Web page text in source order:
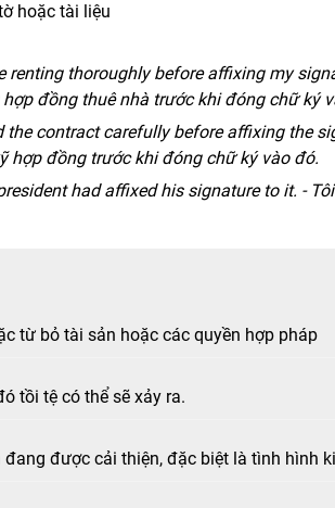
hoặc tài liệu
renting thoroughly before affixing my
đồng thuê nhà trước khi đóng chữ ký
the contract carefully before affixing the
hợp đồng trước khi đóng chữ ký vào đó.
had affixed his signature to it. -
từ bỏ tài sản hoặc các quyền hợp pháp
tồi tệ có thể sẽ xảy ra.
được cải thiện, đặc biệt là tình hình